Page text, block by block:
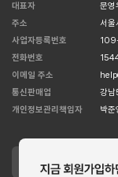
대표자
문영
주소
서울
사업자등록번호
전화번호
이메일 주소
통신판매업
강
개인정보관리책임자
박준
APPLE